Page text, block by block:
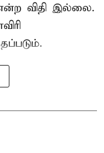
விதி இல்லை.